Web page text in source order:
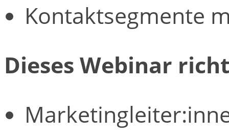
Kontaktsegmente
Dieses Webinar